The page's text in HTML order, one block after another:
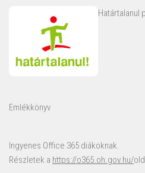
Határtalanul
Emlékkönyv
Ingyenes Office 365 diákoknak.
Részletek a https://o365.oh.gov.hu/